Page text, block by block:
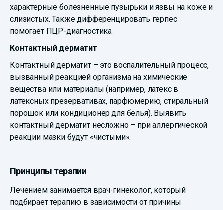
характерные болезненные пузырьки и язвы на коже и
слизистых. Также дифференцировать герпес
помогает ПЦР-диагностика.
Контактный дерматит
Контактный дерматит – это воспалительный процесс,
вызванный реакцией организма на химические
вещества или материалы (например, латекс в
латексных презервативах, парфюмерию, стиральный
порошок или кондиционер для белья). Выявить
контактный дерматит несложно – при аллергической
реакции мазки будут «чистыми».
Принципы терапии
Лечением занимается врач-гинеколог, который
подбирает терапию в зависимости от причины